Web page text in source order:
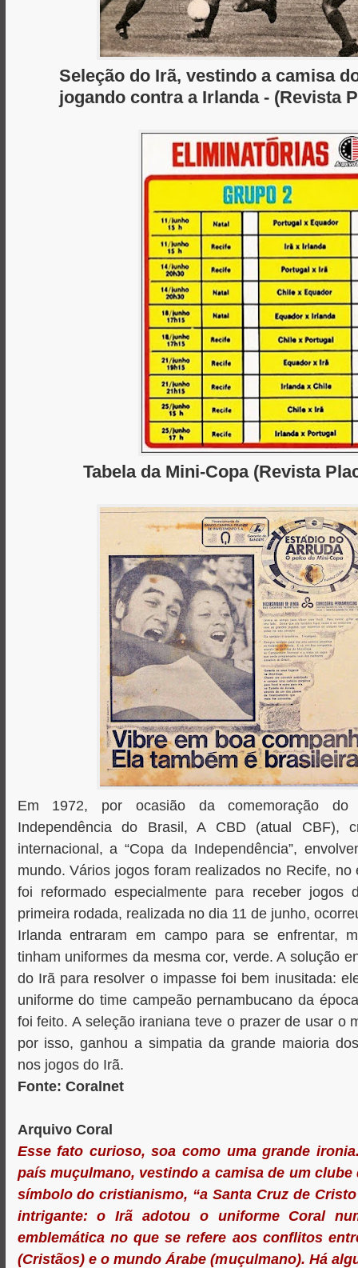
Seleção do Irã, vestindo a camisa
jogando contra a Irlanda - (Revista
Tabela da Mini-Copa (Revista
Em 1972, por ocasião da comemoração do
Independência do Brasil, A CBD (atual CBF),
internacional, a “Copa da Independência”,
mundo. Vários jogos foram realizados no Recife, no
foi reformado especialmente para receber jogos
primeira rodada, realizada no dia 11 de junho,
Irlanda entraram em campo para se enfrentar,
tinham uniformes da mesma cor, verde. A solução
do Irã para resolver o impasse foi bem inusitada:
uniforme do time campeão pernambucano da
foi feito. A seleção iraniana teve o prazer de usar o
por isso, ganhou a simpatia da grande maioria
nos jogos do Irã.
Fonte: Coralnet
Arquivo Coral
Esse fato curioso, soa como uma grande
país muçulmano, vestindo a camisa de um clube
símbolo do cristianismo, “a Santa Cruz de
intrigante: o Irã adotou o uniforme Coral
emblemática no que se refere aos conflitos
(Cristãos) e o mundo Árabe (muçulmano). Há